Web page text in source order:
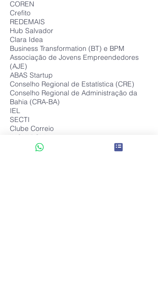
COREN
Crefito
REDEMAIS
Hub Salvador
Clara Idea
Business Transformation (BT) e BPM
Associação de Jovens Empreendedores
(AJE)
ABAS Startup
Conselho Regional de Estatística (CRE)
Conselho Regional de Administração da
Bahia (CRA-BA)
IEL
SECTI
Clube Correio
INOVAPOLI.